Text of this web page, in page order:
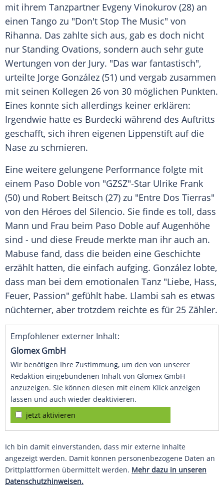
mit ihrem Tanzpartner Evgeny Vinokurov (28) an
einen Tango zu "Don't Stop The Music" von
Rihanna. Das zahlte sich aus, gab es doch nicht
nur Standing Ovations, sondern auch sehr gute
Wertungen von der Jury. "Das war fantastisch",
urteilte Jorge González (51) und vergab zusammen
mit seinen Kollegen 26 von 30 möglichen Punkten.
Eines konnte sich allerdings keiner erklären:
Irgendwie hatte es Burdecki während des Auftritts
geschafft, sich ihren eigenen Lippenstift auf die
Nase zu schmieren.
Eine weitere gelungene Performance folgte mit
einem Paso Doble von "GZSZ"-Star Ulrike Frank
(50) und Robert Beitsch (27) zu "Entre Dos Tierras"
von den Héroes del Silencio. Sie finde es toll, dass
Mann und Frau beim Paso Doble auf Augenhöhe
sind - und diese Freude merkte man ihr auch an.
Mabuse fand, dass die beiden eine Geschichte
erzählt hatten, die einfach aufging. González lobte,
dass man bei dem emotionalen Tanz "Liebe, Hass,
Feuer, Passion" gefühlt habe. Llambi sah es etwas
nüchterner, aber trotzdem reichte es für 25 Zähler.
Empfohlener externer Inhalt:
Glomex GmbH
Wir benötigen Ihre Zustimmung, um den von unserer
Redaktion eingebundenen Inhalt von Glomex GmbH
anzuzeigen. Sie können diesen mit einem Klick anzeigen
lassen und auch wieder deaktivieren.
jetzt aktivieren
Ich bin damit einverstanden, dass mir externe Inhalte
angezeigt werden. Damit können personenbezogene Daten an
Drittplattformen übermittelt werden. Mehr dazu in unseren
Datenschutzhinweisen.